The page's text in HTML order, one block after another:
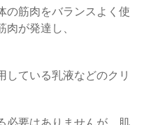
の筋肉をバランスよく使
が発達し、
している乳液などのクリ